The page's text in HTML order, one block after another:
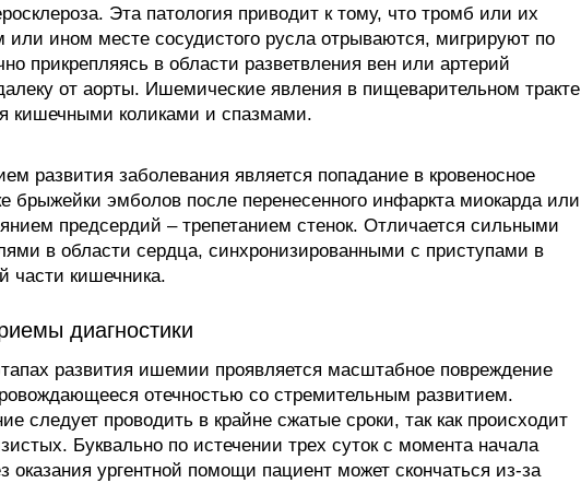
Эта патология приводит к тому, что тромб или их
или ином месте сосудистого русла отрываются, мигрируют по
прикрепляясь в области разветвления вен или артерий
от аорты. Ишемические явления в пищеварительном тракте
кишечными коликами и спазмами.
развития заболевания является попадание в кровеносное
брыжейки эмболов после перенесенного инфаркта миокарда или
предсердий – трепетанием стенок. Отличается сильными
в области сердца, синхронизированными с приступами в
части кишечника.
диагностики
развития ишемии проявляется масштабное повреждение
отечностью со стремительным развитием.
следует проводить в крайне сжатые сроки, так как происходит
Буквально по истечении трех суток с момента начала
оказания ургентной помощи пациент может скончаться из-за